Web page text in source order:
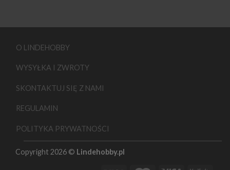
O LINDEHOBBY
WYSYŁKA I ZWROTY
SKONTAKTUJ SIĘ Z NAMI
REGULAMIN
POLITYKA PRYWATNOŚCI
Copyright 2026 © Lindehobby.pl